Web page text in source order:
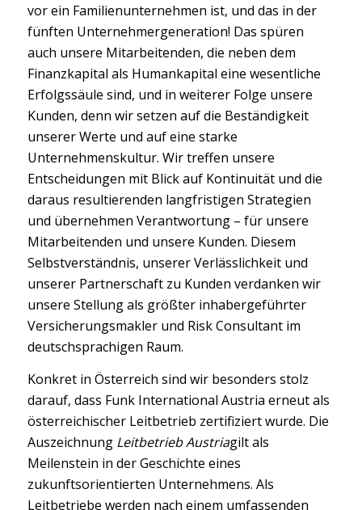
vor ein Familienunternehmen ist, und das in der
fünften Unternehmergeneration! Das spüren
auch unsere Mitarbeitenden, die neben dem
Finanzkapital als Humankapital eine wesentliche
Erfolgssäule sind, und in weiterer Folge unsere
Kunden, denn wir setzen auf die Beständigkeit
unserer Werte und auf eine starke
Unternehmenskultur. Wir treffen unsere
Entscheidungen mit Blick auf Kontinuität und die
daraus resultierenden langfristigen Strategien
und übernehmen Verantwortung – für unsere
Mitarbeitenden und unsere Kunden. Diesem
Selbstverständnis, unserer Verlässlichkeit und
unserer Partnerschaft zu Kunden verdanken wir
unsere Stellung als größter inhabergeführter
Versicherungsmakler und Risk Consultant im
deutschsprachigen Raum.
Konkret in Österreich sind wir besonders stolz
darauf, dass Funk International Austria erneut als
österreichischer Leitbetrieb zertifiziert wurde. Die
Auszeichnung Leitbetrieb Austriagilt als
Meilenstein in der Geschichte eines
zukunftsorientierten Unternehmens. Als
Leitbetriebe werden nach einem umfassenden